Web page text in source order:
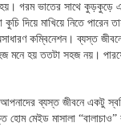
হয়। গরম ভাতের সাথে কুড়কুড়ে
দিয়ে মাখিয়ে নিতে পারেন
কম্বিনেশন। ব্যস্ত
মনে হয় ততটা সহজ নয়।
আপনাদের ব্যস্ত জীবনে একটু
মেইড মাসালা “বালাচাও”